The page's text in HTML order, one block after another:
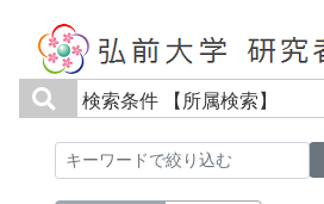
検索条件 【所属検索】